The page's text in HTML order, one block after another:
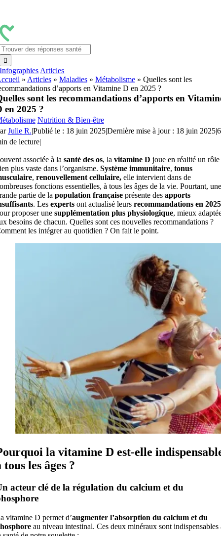
contenu
Infographies Articles
» Articles» Maladies» Métabolisme» Quelles sont les
d’apports en Vitamine D en 2025 ?
sont les recommandations d’apports en
en 2025 ?
Nutrition & Bien-être
Julie R.|Publié le : 18 juin 2025|Dernière mise à jour : 18 juin 2025|6
de lecture|
associée à la santé des os, la vitamine D joue en réalité un rôle
plus vaste dans l’organisme. Système immunitaire, tonus
, renouvellement cellulaire,elle intervient dans de
fonctions essentielles, à tous les âges de la vie. Pourtant, une
partie de la population française présente desapports
. Lesexperts ont actualisé leurs recommandations en 2025
proposer une supplémentation plus physiologique, mieux
besoins de chacun. Quelles sont ces nouvelles recommandations ?
les intégrer au quotidien ? On fait le point.
la vitamine D est-elle
tous les âges ?
acteur clé de la régulation du calcium et du
vitamine D permet d’augmenter l’absorption du calcium et du
au niveau intestinal. Ces deux minéraux sont indispensables